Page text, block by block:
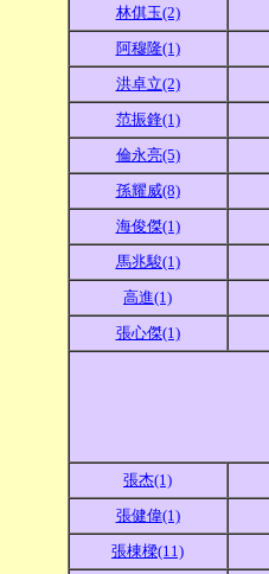
林倛玉(2)
阿穆隆(1)
洪卓立(2)
范振鋒(1)
倫永亮(5)
孫耀威(8)
海俊傑(1)
馬兆駿(1)
高進(1)
張心傑(1)
張杰(1)
張健偉(1)
張棟樑(11)